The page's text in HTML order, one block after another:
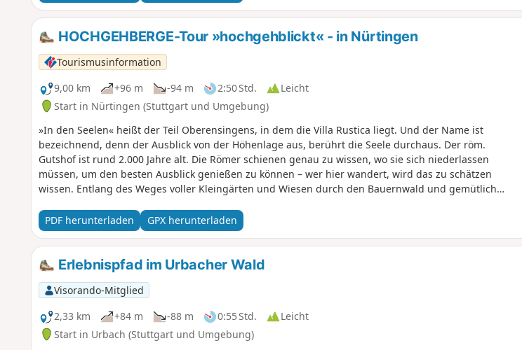
HOCHGEHBERGE-Tour »hochgehblickt« - in Nürtingen
Tourismusinformation
9,00 km
+96 m -94 m 2:50 Std.
Leicht
Start in Nürtingen (Stuttgart und Umgebung)
»In den Seelen« heißt der Teil Oberensingens, in dem die Villa Rustica liegt. Und der Name ist
bezeichnend, denn der Ausblick von der Höhenlage aus, berührt die Seele durchaus. Der röm.
Gutshof ist rund 2.000 Jahre alt. Die Römer schienen genau zu wissen, wo sie sich niederlassen
müssen, um den besten Ausblick genießen zu können – wer hier wandert, wird das zu schätzen
wissen. Entlang des Weges voller Kleingärten und Wiesen durch den Bauernwald und gemütlich
Rechter Hand liegt eine Alpakafarm, auf der sich knuddelig flauschige Alpakas in verschiedenen
Variationen tummeln und sich über Besuch freuen. Dann geht die Wanderung vorbei an
Streuobstwiesen zum Wengerterhäuschen, das eine gemütliche Bank für Wanderer beherbergt.
»Ruh dich aus, schau hinaus« ermutigt ein Schild, um die Vorbeiziehenden daran zu erinnern, dass
man sich manchmal auch einfach ein wenig Zeit für schöne Augenblicke nehmen soll.
PDF herunterladen GPX herunterladen
Erlebnispfad im Urbacher Wald
Visorando-Mitglied
2,33 km
+84 m -88 m 0:55 Std.
Leicht
Start in Urbach (Stuttgart und Umgebung)